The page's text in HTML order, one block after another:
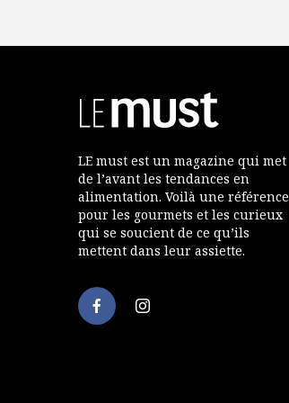
LE must est un magazine qui met
de l’avant les tendances en
alimentation. Voilà une référence
pour les gourmets et les curieux
qui se soucient de ce qu’ils
mettent dans leur assiette.